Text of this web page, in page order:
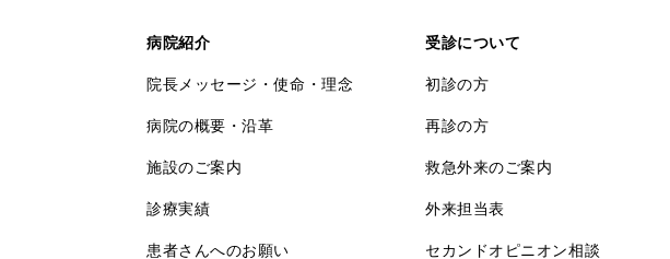
病院紹介
院長メッセージ・使命・理念
病院の概要・沿革
施設のご案内
診療実績
患者さんへのお願い
受診について
初診の方
再診の方
救急外来のご案内
外来担当表
セカンドオピニオン相談